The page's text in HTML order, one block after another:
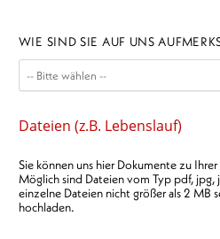
WIE SIND SIE AUF UNS
Dateien (z.B. Lebenslauf)
Sie können uns hier Dokumente zu
Möglich sind Dateien vom Typ pdf,
einzelne Dateien nicht größer als 2 MB
hochladen.